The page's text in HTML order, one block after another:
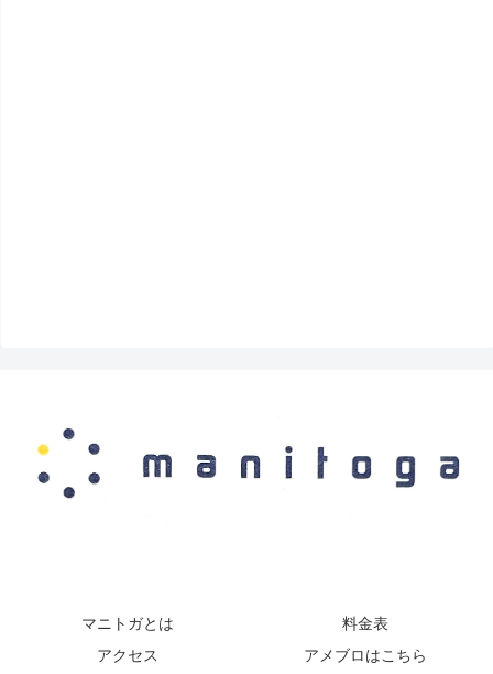
マニトガとは
料金表
アクセス
アメブロはこちら